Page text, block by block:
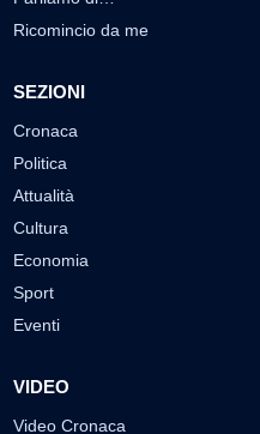
Ricomincio da me
SEZIONI
Cronaca
Politica
Attualità
Cultura
Economia
Sport
Eventi
VIDEO
Video Cronaca